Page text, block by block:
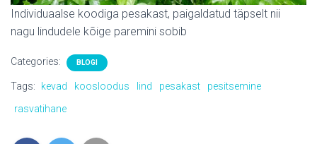
Individuaalse koodiga pesakast, paigaldatud täpselt nii
nagu lindudele kõige paremini sobib
Categories: BLOGI
Tags: kevad koosloodus lind pesakast
pesitsemine
rasvatihane